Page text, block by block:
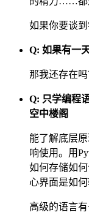
如果你要谈
Q: 如果有一
那我还存在吗
Q: 只学编程
空中楼阁
能了解底层
响使用。用
如何存储如
心界面是如何
高级的语言